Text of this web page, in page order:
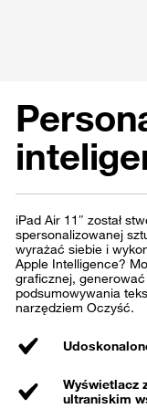
iPad Air 11″ został
spersonalizowanej
wyrażać siebie i
Apple Intelligence?
graficznej,
podsumowywania
narzędziem Oczyść.
Wyświetlacz
ultraniskim